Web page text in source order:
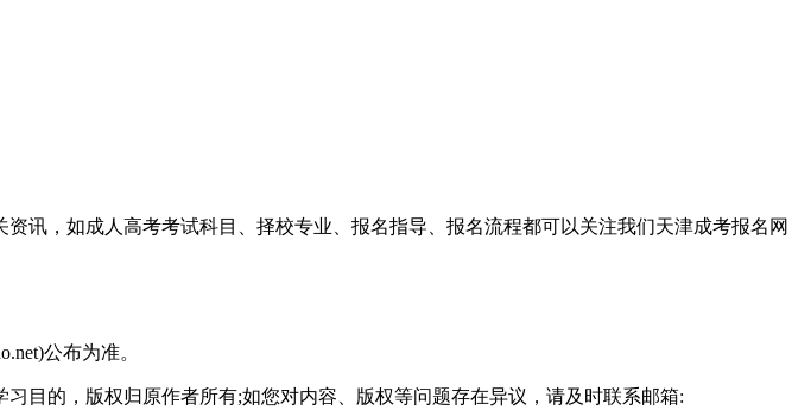
人数约占总数三成左右。
处于活动期、可能影响其他学员正常学习者，建议治愈后再报名。
讯，如成人高考考试科目、择校专业、报名指导、报名流程都可以关注我们天津成考报名网
公布为准。
目的，版权归原作者所有;如您对内容、版权等问题存在异议，请及时联系邮箱: